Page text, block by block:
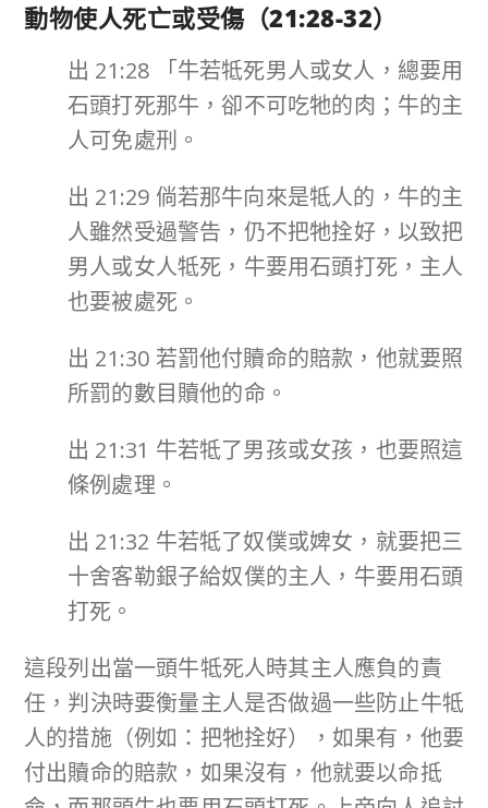
動物使人死亡或受傷（21:28-32）
出 21:28 「牛若牴死男人或女人，總要用
石頭打死那牛，卻不可吃牠的肉；牛的主
人可免處刑。
出 21:29 倘若那牛向來是牴人的，牛的主
人雖然受過警告，仍不把牠拴好，以致把
男人或女人牴死，牛要用石頭打死，主人
也要被處死。
出 21:30 若罰他付贖命的賠款，他就要照
所罰的數目贖他的命。
出 21:31 牛若牴了男孩或女孩，也要照這
條例處理。
出 21:32 牛若牴了奴僕或婢女，就要把三
十舍客勒銀子給奴僕的主人，牛要用石頭
打死。
這段列出當一頭牛牴死人時其主人應負的責
任，判決時要衡量主人是否做過一些防止牛牴
人的措施（例如：把牠拴好），如果有，他要
付出贖命的賠款，如果沒有，他就要以命抵